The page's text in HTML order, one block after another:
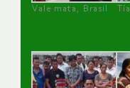
Vale mata, Brasil